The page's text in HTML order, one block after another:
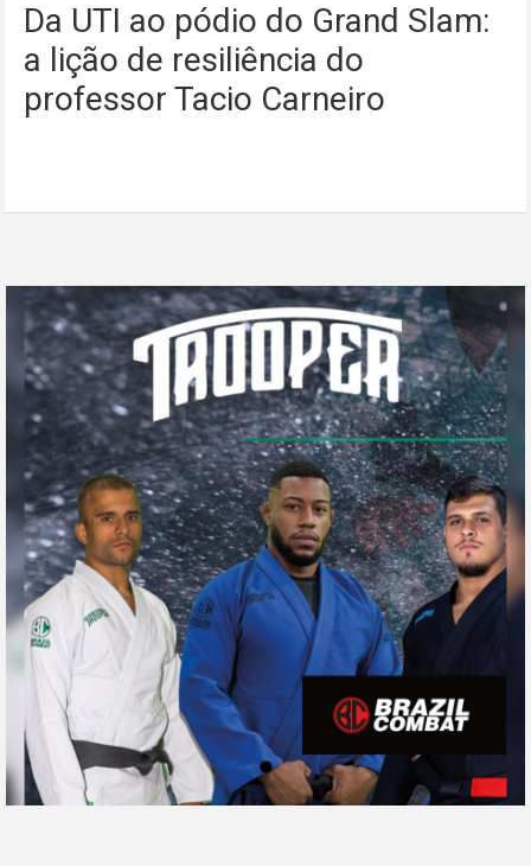
Da UTI ao pódio do Grand Slam:
a lição de resiliência do
professor Tacio Carneiro